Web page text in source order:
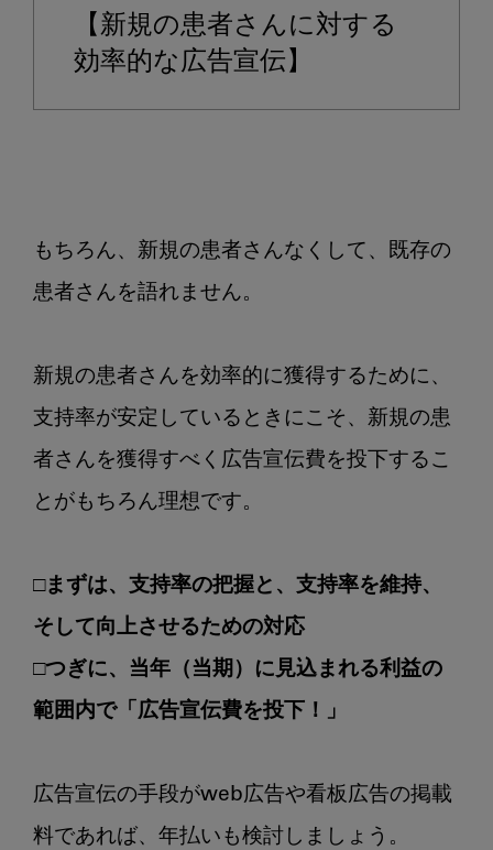
【新規の患者さんに対する
効率的な広告宣伝】
もちろん、新規の患者さんなくして、既存の
患者さんを語れません。
新規の患者さんを効率的に獲得するために、
支持率が安定しているときにこそ、新規の患
者さんを獲得すべく広告宣伝費を投下するこ
とがもちろん理想です。
□まずは、支持率の把握と、支持率を維持、
そして向上させるための対応
□つぎに、当年（当期）に見込まれる利益の
範囲内で「広告宣伝費を投下！」
広告宣伝の手段がweb広告や看板広告の掲載
料であれば、年払いも検討しましょう。